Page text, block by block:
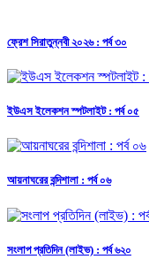
ফ্রেশ সিরাতুন্নবী ২০২৬ : পর্ব ৩০
ইউএস ইলেকশন স্পটলাইট : পর্ব ০৫
আয়নাঘরের বন্দিশালা : পর্ব ০৬
সংলাপ প্রতিদিন (লাইভ) : পর্ব ৬২০